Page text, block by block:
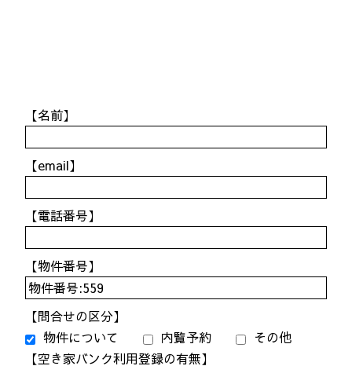
【名前】
【email】
【電話番号】
【物件番号】
【問合せの区分】
物件について
内覧予約
その他
【空き家バンク利用登録の有無】